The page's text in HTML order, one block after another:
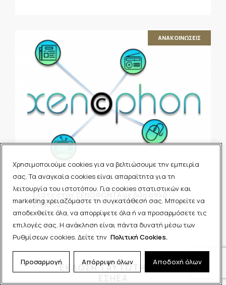
Χρησιμοποιούμε cookies για να βελτιώσουμε την εμπειρία
σας. Τα αναγκαία cookies είναι απαραίτητα για τη
λειτουργία του ιστοτόπου. Για cookies στατιστικών και
marketing χρειαζόμαστε τη συγκατάθεσή σας. Μπορείτε να
αποδεχθείτε όλα, να απορρίψετε όλα ή να προσαρμόσετε τις
επιλογές σας. Η ανάκληση είναι πάντα δυνατή μέσω των
Ρυθμίσεων cookies. Δείτε την Πολιτική Cookies.
Προσαρμογή Απόρριψη όλων Αποδοχή όλων
ΑΝΑΚΟΙΝΩΣΕΙΣ
Ελάτε στον ΞΕΝΟΦΩΝΤΑ με δύο απλά
βήματα
25.07.2023 11:20
ΕΚΔΟΣΗ ΤΑΥΤΟΤΗΤΑΣ